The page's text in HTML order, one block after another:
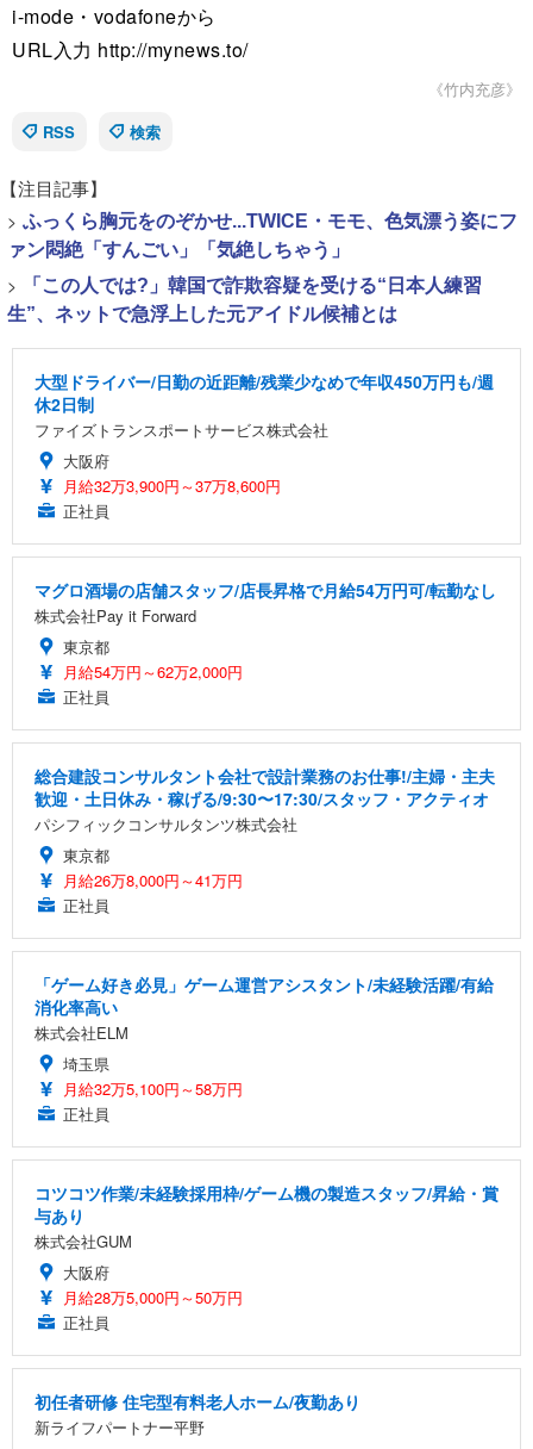
i-mode・vodafoneから
URL入力 http://mynews.to/
《竹内充彦》
RSS
検索
【注目記事】
> ふっくら胸元をのぞかせ...TWICE・モモ、色気漂う姿にフ
ァン悶絶「すんごい」「気絶しちゃう」
>
「この人では?」韓国で詐欺容疑を受ける“日本人練習
生”、ネットで急浮上した元アイドル候補とは
大型ドライバー/日勤の近距離/残業少なめで年収450万円も/週
休2日制
ファイズトランスポートサービス株式会社
大阪府
月給32万3,900円～37万8,600円
正社員
マグロ酒場の店舗スタッフ/店長昇格で月給54万円可/転勤なし
株式会社Pay it Forward
東京都
月給54万円～62万2,000円
正社員
総合建設コンサルタント会社で設計業務のお仕事!/主婦・主夫
歓迎・土日休み・稼げる/9:30〜17:30/スタッフ・アクティオ
パシフィックコンサルタンツ株式会社
東京都
月給26万8,000円～41万円
正社員
「ゲーム好き必見」ゲーム運営アシスタント/未経験活躍/有給
消化率高い
株式会社ELM
埼玉県
月給32万5,100円～58万円
正社員
コツコツ作業/未経験採用枠/ゲーム機の製造スタッフ/昇給・賞
与あり
株式会社GUM
大阪府
月給28万5,000円～50万円
正社員
初任者研修 住宅型有料老人ホーム/夜勤あり
新ライフパートナー平野